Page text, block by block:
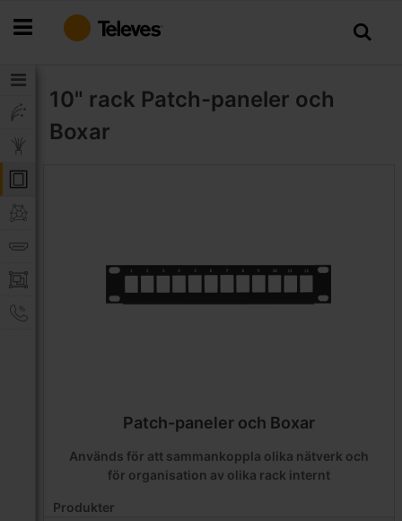
till
10" rack Patch-paneler och
Boxar
Patch-paneler och Boxar
Används för att sammankoppla olika nätverk och
för organisation av olika rack internt
Produkter